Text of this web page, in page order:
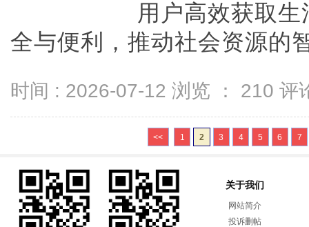
用户高效获取
全与便利，推动社会资源的
时间 : 2026-07-12 浏览 ： 210 评
<< 1 2 3 4 5 6 7
关于我们
网站简介
投诉删帖